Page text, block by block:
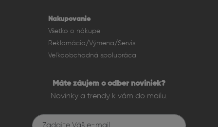
Nakupovanie
Všetko o nákupe
Reklamácia/Výmena/Servis
Veľkoobchodná spolupráca
Máte záujem o odber noviniek?
Novinky a trendy k vám do mailu.